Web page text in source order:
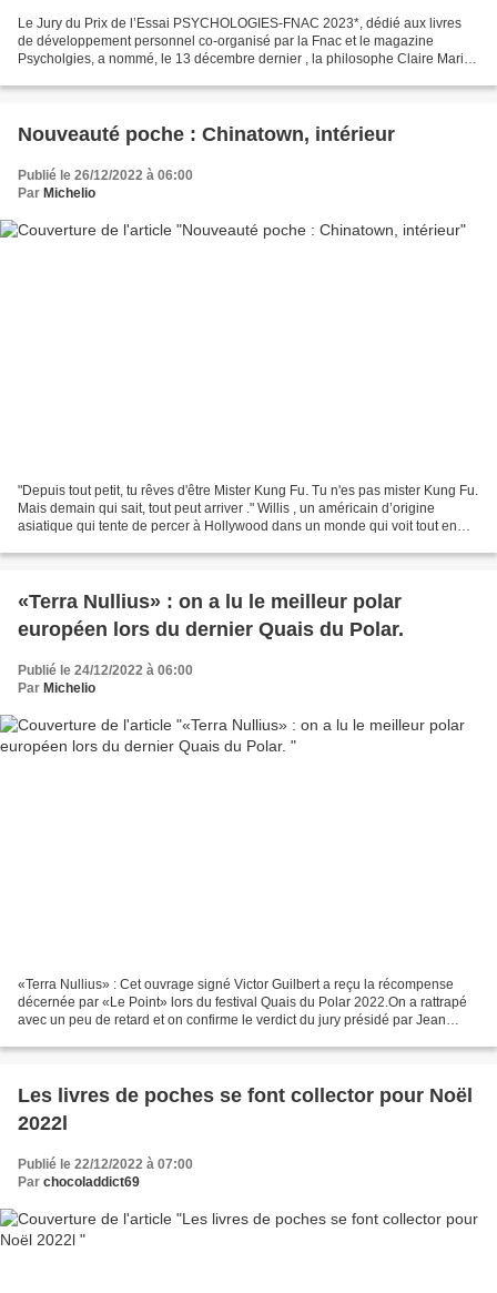
Le Jury du Prix de l’Essai PSYCHOLOGIES-FNAC 2023*, dédié aux livres
de développement personnel co-organisé par la Fnac et le magazine
Psycholgies, a nommé, le 13 décembre dernier , la philosophe Claire Marin
Nouveauté poche : Chinatown, intérieur
Publié le 26/12/2022 à 06:00
Par Michelio
"Depuis tout petit, tu rêves d'être Mister Kung Fu. Tu n'es pas mister Kung Fu.
Mais demain qui sait, tout peut arriver ." Willis , un américain d’origine
asiatique qui tente de percer à Hollywood dans un monde qui voit tout en
«Terra Nullius» : on a lu le meilleur polar
européen lors du dernier Quais du Polar.
Publié le 24/12/2022 à 06:00
Par Michelio
«Terra Nullius» : Cet ouvrage signé Victor Guilbert a reçu la récompense
décernée par «Le Point» lors du festival Quais du Polar 2022.On a rattrapé
avec un peu de retard et on confirme le verdict du jury présidé par Jean
Les livres de poches se font collector pour Noël
2022l
Publié le 22/12/2022 à 07:00
Par chocoladdict69